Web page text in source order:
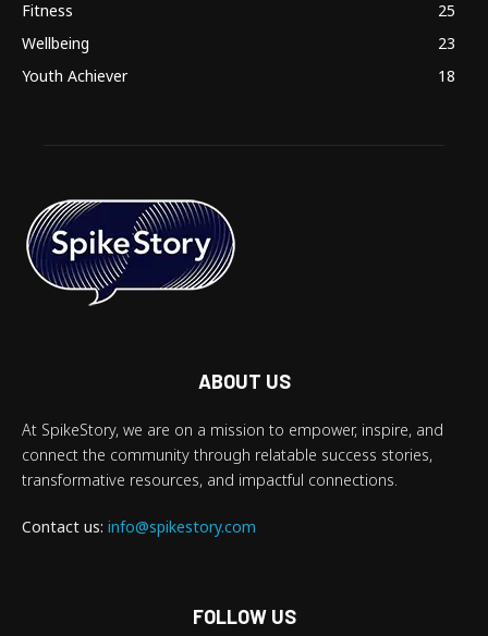
Fitness
25
Wellbeing
23
Youth Achiever
18
ABOUT US
At SpikeStory, we are on a mission to empower, inspire, and
connect the community through relatable success stories,
transformative resources, and impactful connections.
Contact us: info@spikestory.com
FOLLOW US